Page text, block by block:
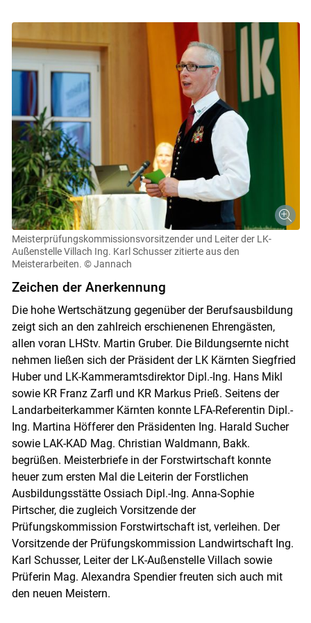
Meisterprüfungskommissionsvorsitzender und Leiter der LK-
Außenstelle Villach Ing. Karl Schusser zitierte aus den
Meisterarbeiten. © Jannach
Zeichen der Anerkennung
Die hohe Wertschätzung gegenüber der Berufsausbildung
zeigt sich an den zahlreich erschienenen Ehrengästen,
allen voran LHStv. Martin Gruber. Die Bildungsernte nicht
nehmen ließen sich der Präsident der LK Kärnten Siegfried
Huber und LK-Kammeramtsdirektor Dipl.-Ing. Hans Mikl
sowie KR Franz Zarfl und KR Markus Prieß. Seitens der
Landarbeiterkammer Kärnten konnte LFA-Referentin Dipl.-
Ing. Martina Höfferer den Präsidenten Ing. Harald Sucher
sowie LAK-KAD Mag. Christian Waldmann, Bakk.
begrüßen. Meisterbriefe in der Forstwirtschaft konnte
heuer zum ersten Mal die Leiterin der Forstlichen
Ausbildungsstätte Ossiach Dipl.-Ing. Anna-Sophie
Pirtscher, die zugleich Vorsitzende der
Prüfungskommission Forstwirtschaft ist, verleihen. Der
Vorsitzende der Prüfungskommission Landwirtschaft Ing.
Karl Schusser, Leiter der LK-Außenstelle Villach sowie
Prüferin Mag. Alexandra Spendier freuten sich auch mit
den neuen Meistern.